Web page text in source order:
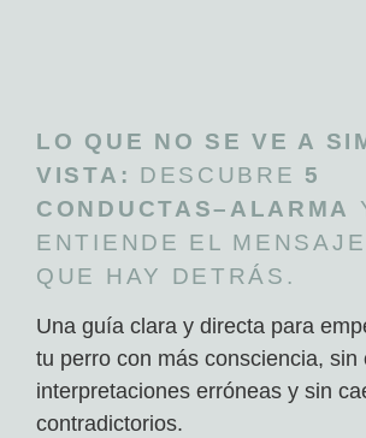
LO QUE NO SE VE A
VISTA: DESCUBRE 5
CONDUCTAS–ALARMA
ENTIENDE EL
QUE HAY DETRÁS.
Una guía clara y directa para
tu perro con más consciencia, sin
interpretaciones erróneas y sin
contradictorios.